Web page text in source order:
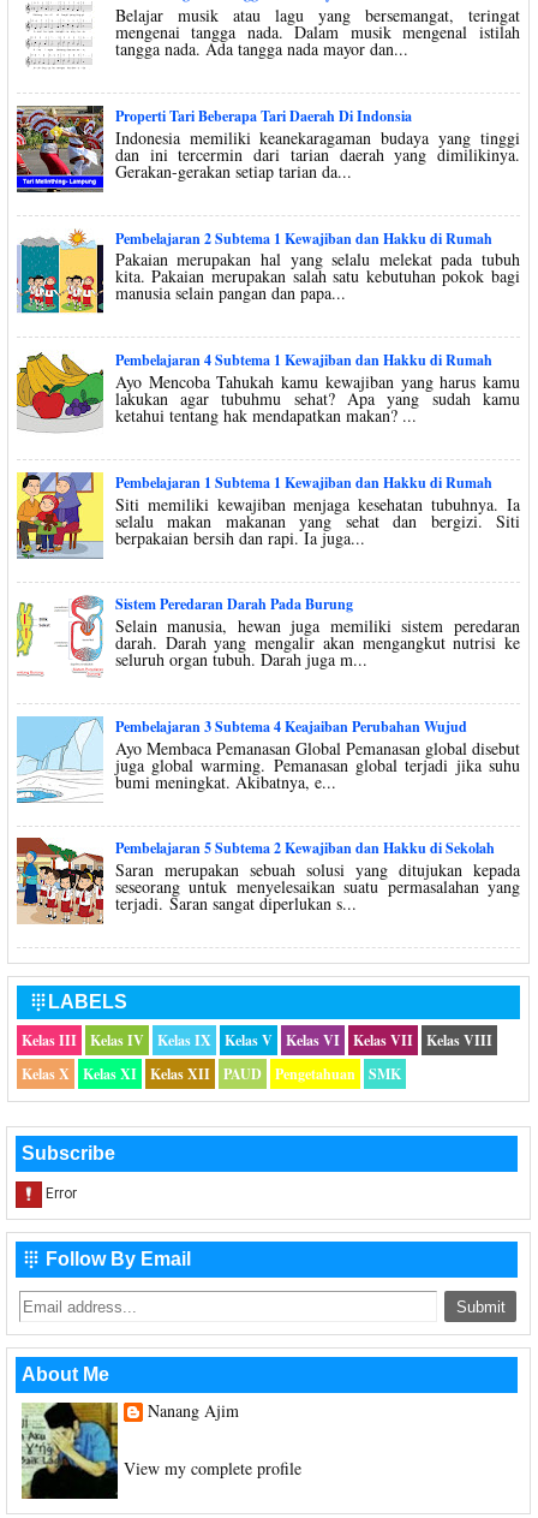
Belajar musik atau lagu yang bersemangat, teringat
mengenai tangga nada. Dalam musik mengenal istilah
tangga nada. Ada tangga nada mayor dan...
Properti Tari Beberapa Tari Daerah Di Indonsia
Indonesia memiliki keanekaragaman budaya yang tinggi
dan ini tercermin dari tarian daerah yang dimilikinya.
Gerakan-gerakan setiap tarian da...
Pembelajaran 2 Subtema 1 Kewajiban dan Hakku di Rumah
Pakaian merupakan hal yang selalu melekat pada tubuh
kita. Pakaian merupakan salah satu kebutuhan pokok bagi
manusia selain pangan dan papa...
Pembelajaran 4 Subtema 1 Kewajiban dan Hakku di Rumah
Ayo Mencoba Tahukah kamu kewajiban yang harus kamu
lakukan agar tubuhmu sehat? Apa yang sudah kamu
ketahui tentang hak mendapatkan makan? ...
Pembelajaran 1 Subtema 1 Kewajiban dan Hakku di Rumah
Siti memiliki kewajiban menjaga kesehatan tubuhnya. Ia
selalu makan makanan yang sehat dan bergizi. Siti
berpakaian bersih dan rapi. Ia juga...
Sistem Peredaran Darah Pada Burung
Selain manusia, hewan juga memiliki sistem peredaran
darah. Darah yang mengalir akan mengangkut nutrisi ke
seluruh organ tubuh. Darah juga m...
Pembelajaran 3 Subtema 4 Keajaiban Perubahan Wujud
Ayo Membaca Pemanasan Global Pemanasan global disebut
juga global warming. Pemanasan global terjadi jika suhu
bumi meningkat. Akibatnya, e...
Pembelajaran 5 Subtema 2 Kewajiban dan Hakku di Sekolah
Saran merupakan sebuah solusi yang ditujukan kepada
seseorang untuk menyelesaikan suatu permasalahan yang
terjadi. Saran sangat diperlukan s...
 LABELS
Kelas III
Kelas IV Kelas IX Kelas V Kelas VI Kelas VII
Kelas VIII
Kelas X
Kelas XI Kelas XII PAUD Pengetahuan SMK
Subscribe
 Follow By Email
About Me
Nanang Ajim
View my complete profile